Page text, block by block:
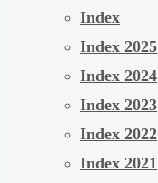
Index
Index 2025
Index 2024
Index 2023
Index 2022
Index 2021